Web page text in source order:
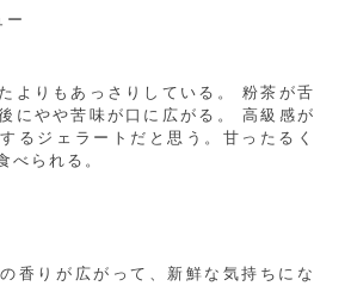
ー
よりもあっさりしている。 粉茶が舌
にやや苦味が口に広がる。 高級感が
るジェラートだと思う。甘ったるく
べられる。
香りが広がって、新鮮な気持ちにな